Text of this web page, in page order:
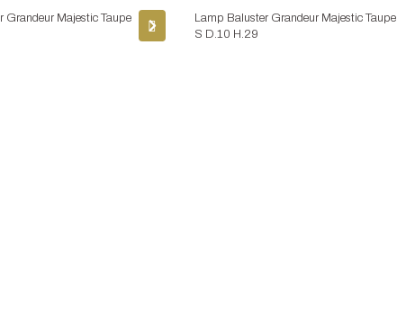
Grandeur Majestic Taupe
Lamp Baluster Grandeur Majestic Taupe
S D.10 H.29